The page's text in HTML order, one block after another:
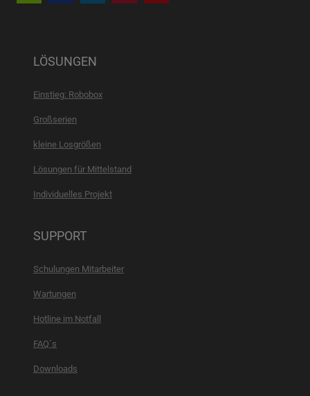
LÖSUNGEN
Einstieg: Robobox
Großserien
kleine Losgrößen
Lösungen für Mittelstand
Individuelles Projekt
SUPPORT
Schulungen Mitarbeiter
Wartungen
Hotline im Notfall
FAQ´s
Downloads